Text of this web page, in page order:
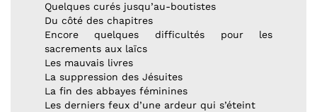
Quelques curés jusqu’au-boutistes
Du côté des chapitres
Encore quelques difficultés pour les
sacrements aux laïcs
Les mauvais livres
La suppression des Jésuites
La fin des abbayes féminines
Les derniers feux d’une ardeur qui s’éteint